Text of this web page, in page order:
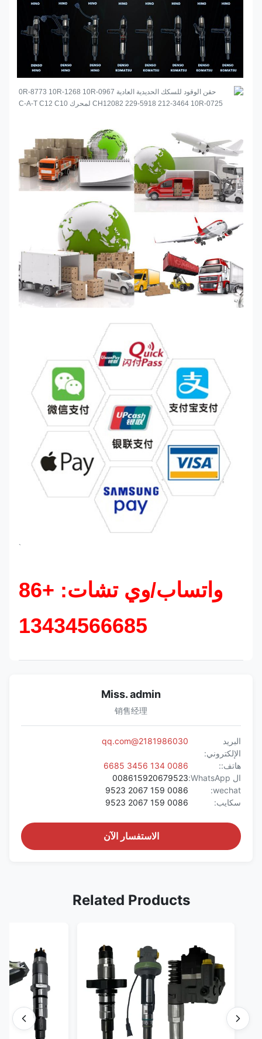
`
واتساب/وي تشات: +86
13434566685
Miss. admin
销售经理
البريد
الإلكتروني:
2181986030@qq.com
هاتف::
0086 134 3456 6685
ال WhatsApp:
008615920679523
wechat:
0086 159 2067 9523
سكايب:
0086 159 2067 9523
الاستفسار الآن
Related Products